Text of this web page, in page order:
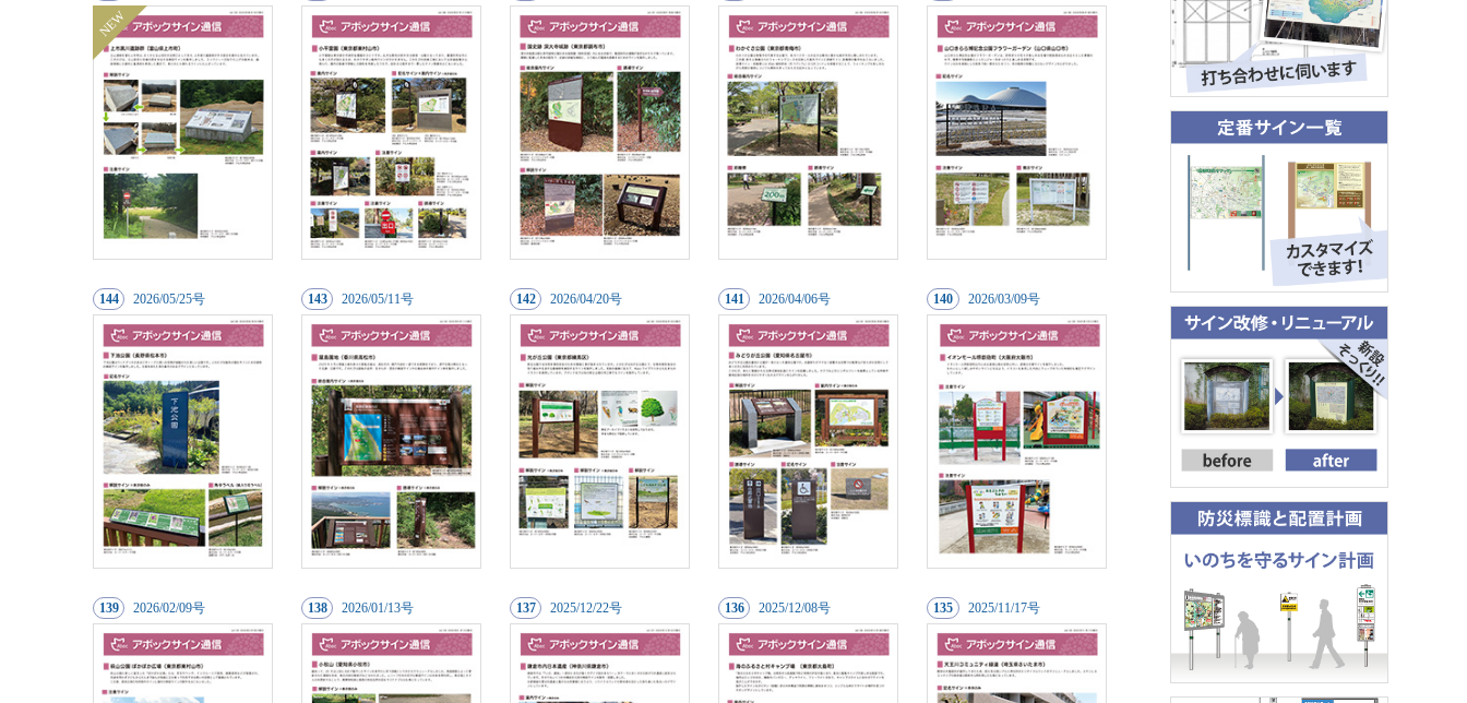
144 2026/05/25号 143 2026/05/11号 142 2026/04/20号 141 2026/04/06号 140 2026/03/09号
139 2026/02/09号 138 2026/01/13号 137 2025/12/22号 136 2025/12/08号 135 2025/11/17号